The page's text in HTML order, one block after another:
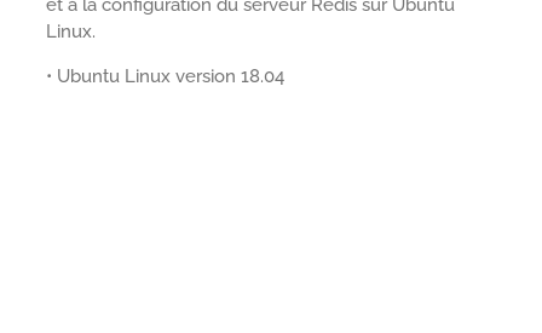
et à la configuration du serveur Redis sur Ubuntu
Linux.
• Ubuntu Linux version 18.04